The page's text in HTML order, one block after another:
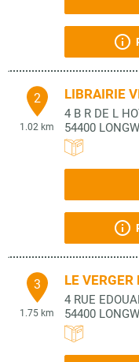
2
1.02 km
LIBRAIRIE
4 B R DE L
54400
3
1.75 km
LE VERGER
4 RUE
54400